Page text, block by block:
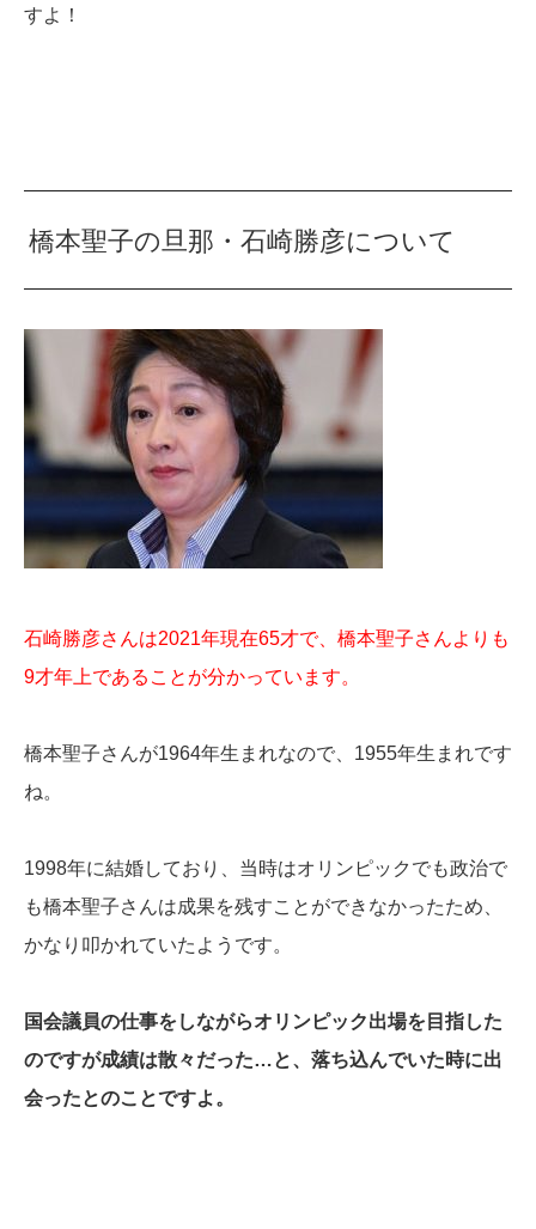
すよ！
橋本聖子の旦那・石崎勝彦について
石崎勝彦さんは2021年現在65才で、橋本聖子さんよりも
9才年上であることが分かっています。
橋本聖子さんが1964年生まれなので、1955年生まれです
ね。
1998年に結婚しており、当時はオリンピックでも政治で
も橋本聖子さんは成果を残すことができなかったため、
かなり叩かれていたようです。
国会議員の仕事をしながらオリンピック出場を目指した
のですが成績は散々だった…と、落ち込んでいた時に出
会ったとのことですよ。